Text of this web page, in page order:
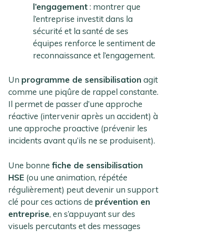
l’engagement: montrer que
l’entreprise investit dans la
sécurité et la santé de ses
équipes renforce le sentiment de
reconnaissance et l’engagement.
Un programme de sensibilisation agit
comme une piqûre de rappel constante.
Il permet de passer d’une approche
réactive (intervenir après un accident) à
une approche proactive (prévenir les
incidents avant qu’ils ne se produisent).
Une bonnefiche de sensibilisation
HSE (ou une animation, répétée
régulièrement) peut devenir un support
clé pour ces actions de prévention en
entreprise, en s’appuyant sur des
visuels percutants et des messages